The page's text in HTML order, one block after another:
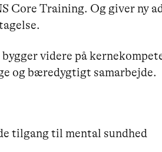
Core Training. Og giver ny
videre på
og bæredygtigt samarbejde.
tilgang til mental sundhed